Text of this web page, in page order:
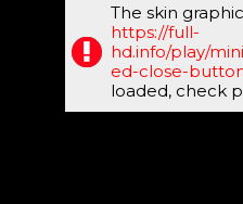
The skin
https://full-
hd.info/play/
ed-close-
loaded, check